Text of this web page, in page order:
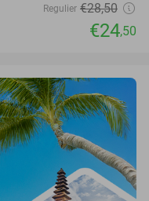
Regulier €28,50
€24,50